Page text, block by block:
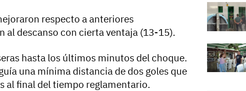
respecto a anteriores
al descanso con cierta ventaja (13-15).
hasta los últimos minutos del choque.
una mínima distancia de dos goles que
al final del tiempo reglamentario.